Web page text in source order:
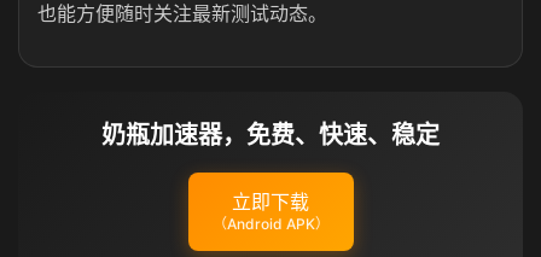
也能方便随时关注最新测试动态。
奶瓶加速器，免费、快速、稳定
立即下载
（Android APK）